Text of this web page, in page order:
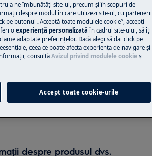
noastre de suport
despre produsul dvs.
a ne îmbunătăţi site-ul, precum și în scopuri de
despre modul în care utilizezi site-ul, cu partenerii
pe butonul „Acceptă toate modulele cookie”, accepţi
oexperienţă personalizată în cadrul site-ului, să îţi
adaptate preferinţelor. Dacă alegi să dai click pe
ceea ce poate afecta experienţa de navigare și
consultă Avizul privind modulele cookie și
Accept toate cookie-urile